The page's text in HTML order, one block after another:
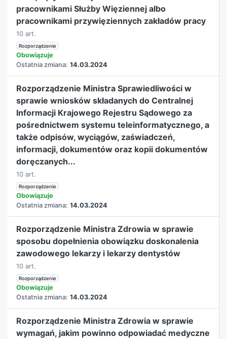
pracownikami Służby Więziennej albo
pracownikami przywięziennych zakładów pracy
10 art.
Rozporządzenie
Obowiązuje
Ostatnia zmiana: 14.03.2024
Rozporządzenie Ministra Sprawiedliwości w
sprawie wniosków składanych do Centralnej
Informacji Krajowego Rejestru Sądowego za
pośrednictwem systemu teleinformatycznego, a
także odpisów, wyciągów, zaświadczeń,
informacji, dokumentów oraz kopii dokumentów
doręczanych...
10 art.
Rozporządzenie
Obowiązuje
Ostatnia zmiana: 14.03.2024
Rozporządzenie Ministra Zdrowia w sprawie
sposobu dopełnienia obowiązku doskonalenia
zawodowego lekarzy i lekarzy dentystów
10 art.
Rozporządzenie
Obowiązuje
Ostatnia zmiana: 14.03.2024
Rozporządzenie Ministra Zdrowia w sprawie
wymagań, jakim powinno odpowiadać medyczne